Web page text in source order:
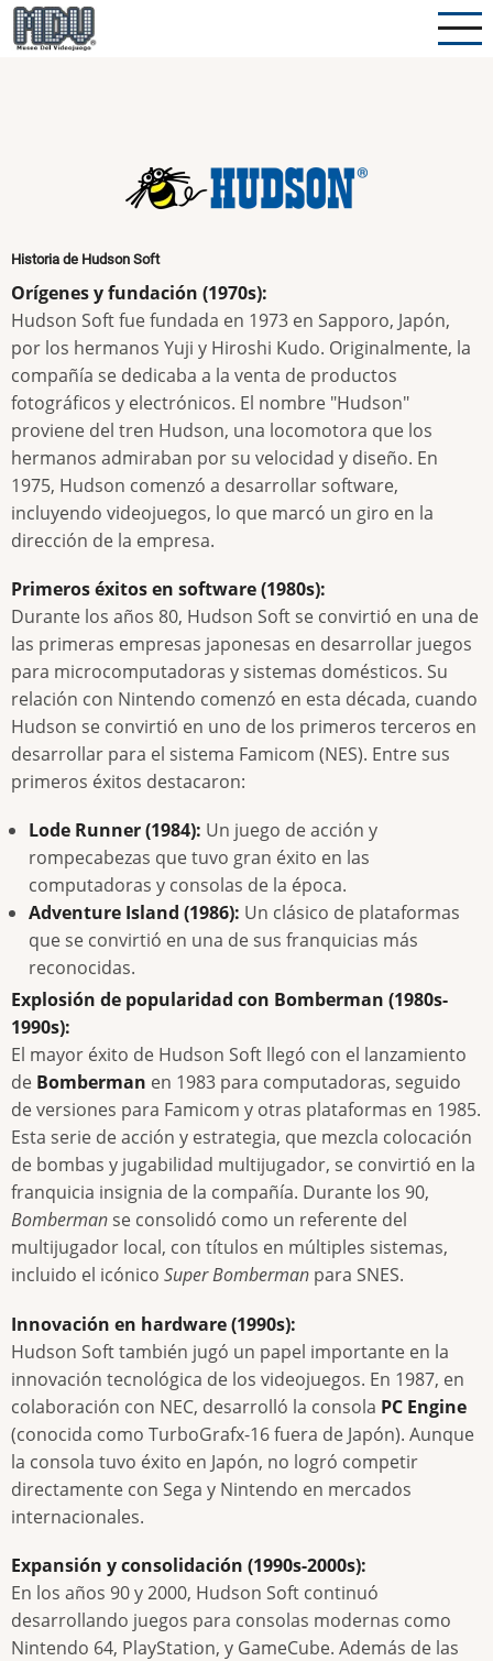
Pasar
al
Historia de Hudson Soft
Orígenes y fundación (1970s):
Hudson Soft fue fundada en 1973 en Sapporo, Japón,
por los hermanos Yuji y Hiroshi Kudo. Originalmente, la
compañía se dedicaba a la venta de productos
fotográficos y electrónicos. El nombre "Hudson"
proviene del tren Hudson, una locomotora que los
hermanos admiraban por su velocidad y diseño. En
1975, Hudson comenzó a desarrollar software,
incluyendo videojuegos, lo que marcó un giro en la
dirección de la empresa.
Primeros éxitos en software (1980s):
Durante los años 80, Hudson Soft se convirtió en una de
las primeras empresas japonesas en desarrollar juegos
para microcomputadoras y sistemas domésticos. Su
relación con Nintendo comenzó en esta década, cuando
Hudson se convirtió en uno de los primeros terceros en
desarrollar para el sistema Famicom (NES). Entre sus
primeros éxitos destacaron:
Lode Runner (1984): Un juego de acción y
rompecabezas que tuvo gran éxito en las
computadoras y consolas de la época.
Adventure Island (1986): Un clásico de plataformas
que se convirtió en una de sus franquicias más
reconocidas.
Explosión de popularidad con Bomberman (1980s-
1990s):
El mayor éxito de Hudson Soft llegó con el lanzamiento
de Bomberman en 1983 para computadoras, seguido
de versiones para Famicom y otras plataformas en 1985.
Esta serie de acción y estrategia, que mezcla colocación
de bombas y jugabilidad multijugador, se convirtió en la
franquicia insignia de la compañía. Durante los 90,
Bombermanse consolidó como un referente del
multijugador local, con títulos en múltiples sistemas,
incluido el icónico Super Bomberman para SNES.
Innovación en hardware (1990s):
Hudson Soft también jugó un papel importante en la
innovación tecnológica de los videojuegos. En 1987, en
colaboración con NEC, desarrolló la consola PC Engine
(conocida como TurboGrafx-16 fuera de Japón). Aunque
la consola tuvo éxito en Japón, no logró competir
directamente con Sega y Nintendo en mercados
internacionales.
Expansión y consolidación (1990s-2000s):
En los años 90 y 2000, Hudson Soft continuó
desarrollando juegos para consolas modernas como
Nintendo 64, PlayStation, y GameCube. Además de las